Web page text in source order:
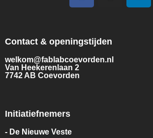
Contact & openingstijden
welkom@fablabcoevorden.nl
Van Heekerenlaan 2
7742 AB Coevorden
Initiatiefnemers
- De Nieuwe Veste